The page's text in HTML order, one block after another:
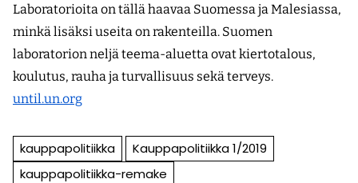
Laboratorioita on tällä haavaa Suomessa ja Malesiassa,
minkä lisäksi useita on rakenteilla. Suomen
laboratorion neljä teema-aluetta ovat kiertotalous,
koulutus, rauha ja turvallisuus sekä terveys.
until.un.org
kauppapolitiikka
Kauppapolitiikka 1/2019
kauppapolitiikka-remake